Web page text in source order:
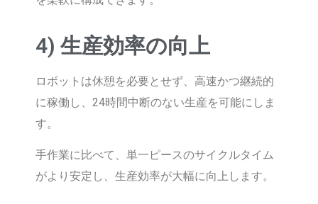
4) 生産効率の向上
ロボットは休憩を必要とせず、高速かつ継続的
に稼働し、24時間中断のない生産を可能にしま
す。
手作業に比べて、単一ピースのサイクルタイム
がより安定し、生産効率が大幅に向上します。